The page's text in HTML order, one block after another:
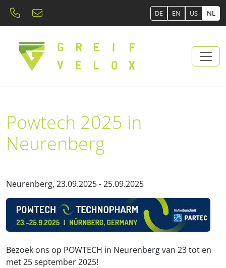
DE EN US NL
Powtech 2025 in
Neurenberg
Neurenberg, 23.09.2025 - 25.09.2025
Bezoek ons ​​op POWTECH in Neurenberg van 23 tot en
met 25 september 2025!